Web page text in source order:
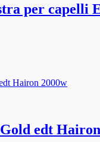
per capelli
edt